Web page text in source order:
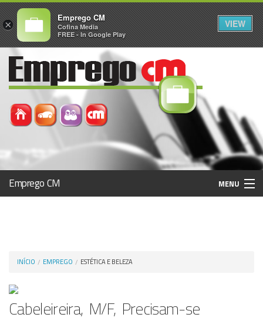
Emprego CM MENU
INÍCIO EMPREGO ESTÉTICA E BELEZA
Cabeleireira, M/F, Precisam-se
×
Emprego CM
Cofina Media
FREE - In Google Play
VIEW